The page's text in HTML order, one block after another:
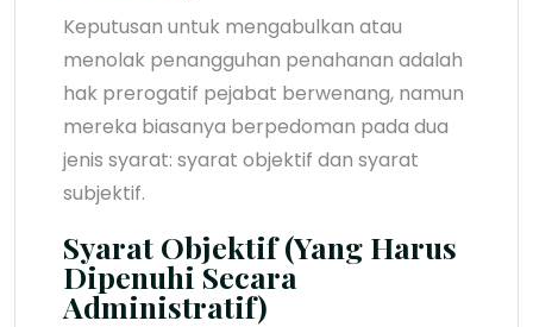
Keputusan untuk mengabulkan atau
menolak penangguhan penahanan adalah
hak prerogatif pejabat berwenang, namun
mereka biasanya berpedoman pada dua
jenis syarat: syarat objektif dan syarat
subjektif.
Syarat Objektif (Yang Harus
Dipenuhi Secara
Administratif)